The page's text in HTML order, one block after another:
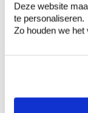
Deze website
te personaliseren.
Zo houden we
Ga